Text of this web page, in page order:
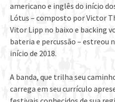
americano e inglês do início
Lótus – composto por Victor
Vitor Lipp no baixo e backing
bateria e percussão – estreou
início de 2018.
A banda, que trilha seu
carrega em seu currículo